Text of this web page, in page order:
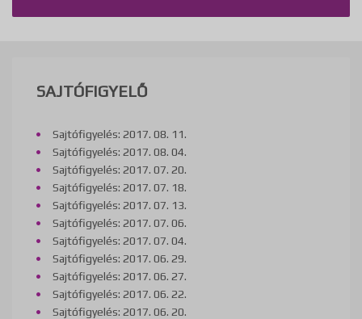
SAJTÓFIGYELŐ
Sajtófigyelés: 2017. 08. 11.
Sajtófigyelés: 2017. 08. 04.
Sajtófigyelés: 2017. 07. 20.
Sajtófigyelés: 2017. 07. 18.
Sajtófigyelés: 2017. 07. 13.
Sajtófigyelés: 2017. 07. 06.
Sajtófigyelés: 2017. 07. 04.
Sajtófigyelés: 2017. 06. 29.
Sajtófigyelés: 2017. 06. 27.
Sajtófigyelés: 2017. 06. 22.
Sajtófigyelés: 2017. 06. 20.